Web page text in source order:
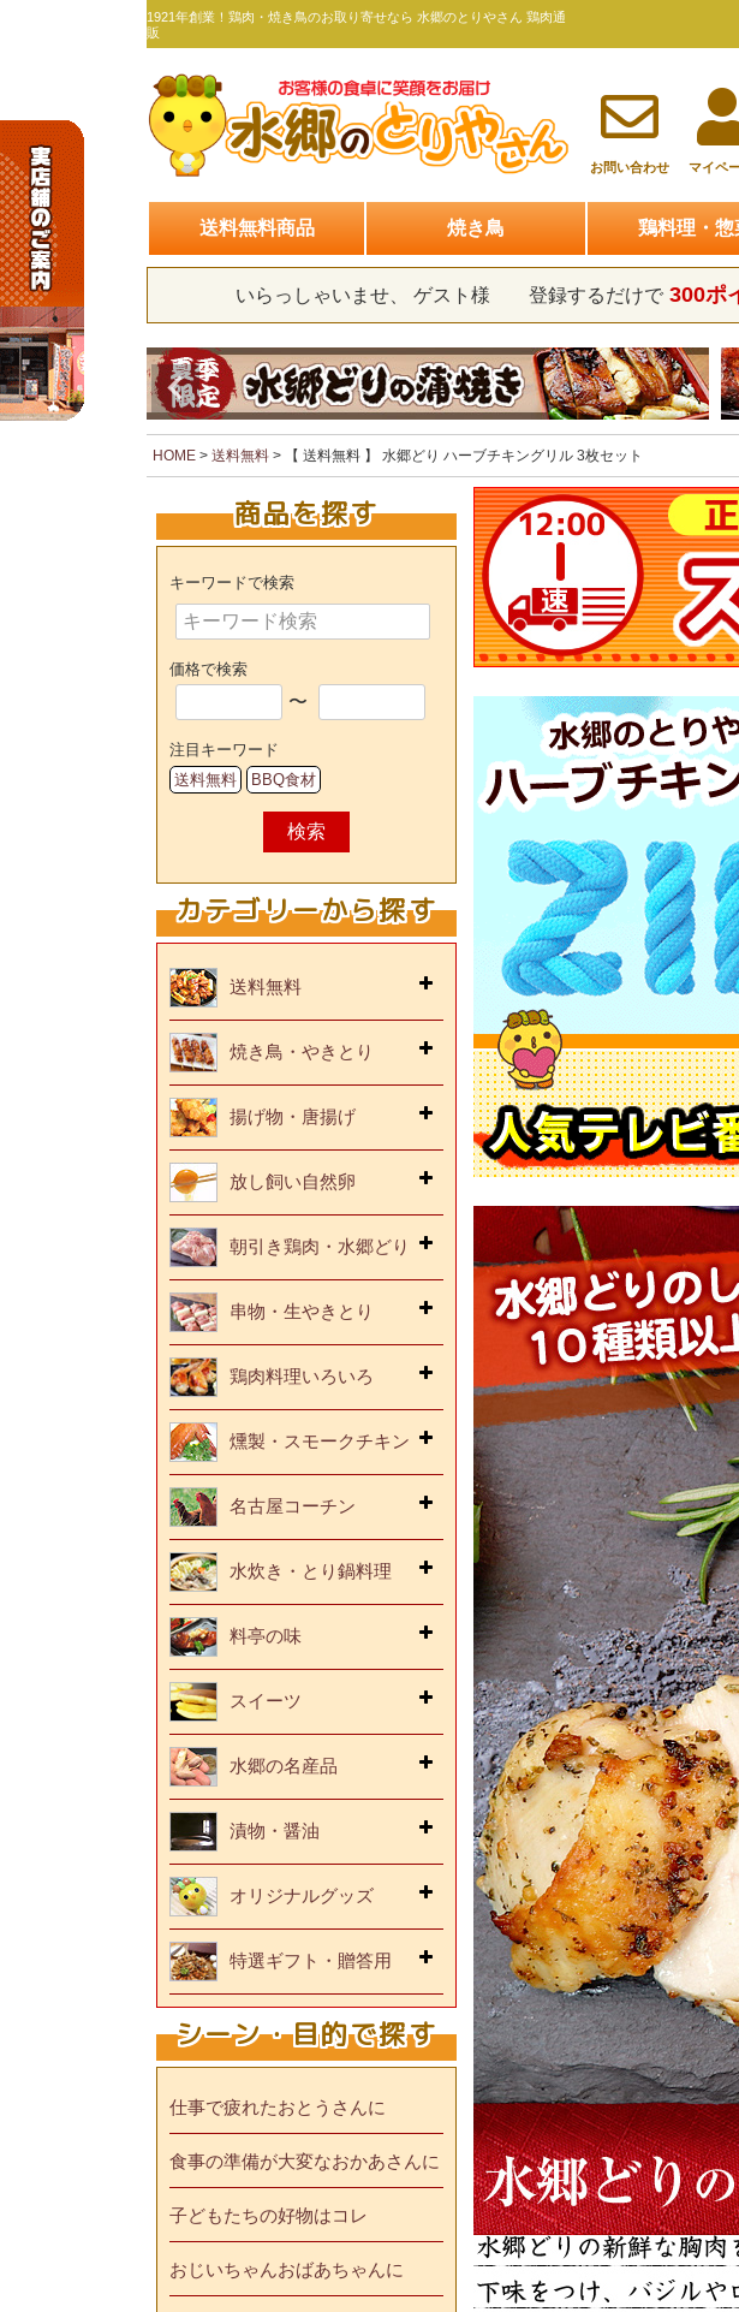
1921年創業！鶏肉・焼き鳥のお取り寄せなら 水郷のとりやさん 鶏肉通
販
お問い合わせ マイペ
送料無料商品 焼き鳥 鶏料理・惣
いらっしゃいませ、 ゲスト様 登録するだけで 300ポ
HOME 送料無料 【 送料無料 】 水郷どり ハーブチキングリル 3枚セット
商品を探す
キーワードで検索
価格で検索
〜
注目キーワード
送料無料
BBQ食材
検索
カテゴリーから探す
送料無料
焼き鳥・やきとり
揚げ物・唐揚げ
放し飼い自然卵
朝引き鶏肉・水郷どり
串物・生やきとり
鶏肉料理いろいろ
燻製・スモークチキン
名古屋コーチン
水炊き・とり鍋料理
料亭の味
スイーツ
水郷の名産品
漬物・醤油
オリジナルグッズ
特選ギフト・贈答用
シーン・目的で探す
仕事で疲れたおとうさんに
食事の準備が大変なおかあさんに
子どもたちの好物はコレ
おじいちゃんおばあちゃんに